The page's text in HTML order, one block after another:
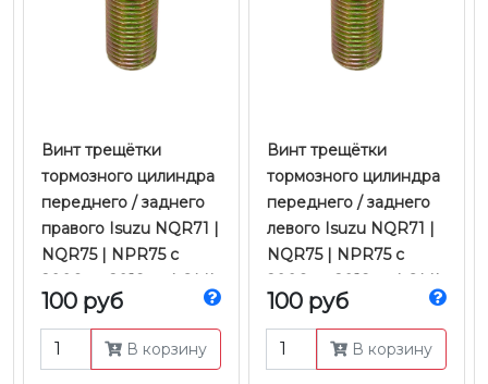
Винт трещётки
тормозного цилиндра
переднего / заднего
правого Isuzu NQR71 |
NQR75 | NPR75 с
2006 по 2018 гг. | QML
100 руб
В корзину
Винт трещётки
тормозного цилиндра
переднего / заднего
левого Isuzu NQR71 |
NQR75 | NPR75 с
2006 по 2018 гг. | QML
100 руб
В корзину